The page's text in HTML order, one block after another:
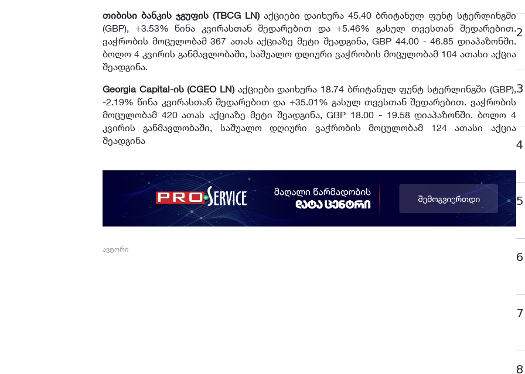
თიბისი ბანკის ჯგუფის (TBCG LN)აქციები დაიხურა 45.40 ბრიტანულ ფუნტ სტერლინგში
(GBP), +3.53% წინა კვირასთან შედარებით და +5.46% გასულ თვესთან შედარებით.
ვაჭრობის მოცულობამ 367 ათას აქციაზე მეტი შეადგინა, GBP 44.00 - 46.85 დიაპაზონში.
ბოლო 4 კვირის განმავლობაში, საშუალო დღიური ვაჭრობის მოცულობამ 104 ათასი აქცია
შეადგინა.
Georgia Capital-ის (CGEO LN) აქციები დაიხურა 18.74 ბრიტანულ ფუნტ სტერლინგში (GBP),
-2.19% წინა კვირასთან შედარებით და +35.01% გასულ თვესთან შედარებით. ვაჭრობის
მოცულობამ 420 ათას აქციაზე მეტი შეადგინა, GBP 18.00 - 19.58 დიაპაზონში. ბოლო 4
კვირის განმავლობაში, საშუალო დღიური ვაჭრობის მოცულობამ 124 ათასი აქცია
შეადგინა
ავტორი
2
3
4
5
6
7
8